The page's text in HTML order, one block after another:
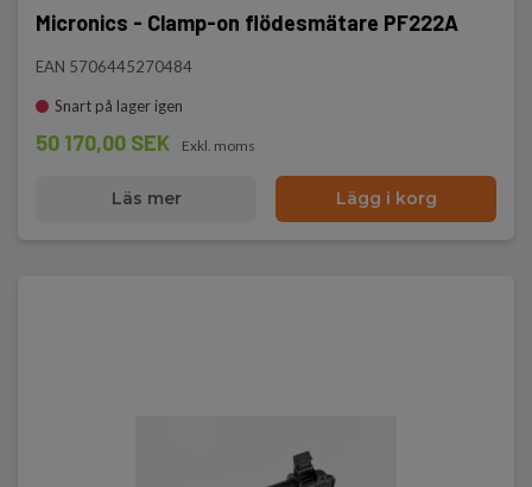
Micronics - Clamp-on flödesmätare PF222A
EAN 5706445270484
Snart på lager igen
50 170,00 SEK Exkl. moms
Läs mer Lägg i korg